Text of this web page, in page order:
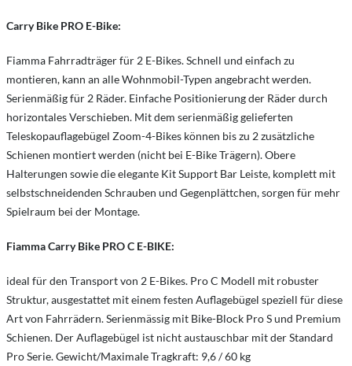
Carry Bike PRO E-Bike:
Fiamma Fahrradträger für 2 E-Bikes. Schnell und einfach zu
montieren, kann an alle Wohnmobil-Typen angebracht werden.
Serienmäßig für 2 Räder. Einfache Positionierung der Räder durch
horizontales Verschieben. Mit dem serienmäßig gelieferten
Teleskopauflagebügel Zoom-4-Bikes können bis zu 2 zusätzliche
Schienen montiert werden (nicht bei E-Bike Trägern). Obere
Halterungen sowie die elegante Kit Support Bar Leiste, komplett mit
selbstschneidenden Schrauben und Gegenplättchen, sorgen für mehr
Spielraum bei der Montage.
Fiamma Carry Bike PRO C E-BIKE:
ideal für den Transport von 2 E-Bikes. Pro C Modell mit robuster
Struktur, ausgestattet mit einem festen Auflagebügel speziell für diese
Art von Fahrrädern. Serienmässig mit Bike-Block Pro S und Premium
Schienen. Der Auflagebügel ist nicht austauschbar mit der Standard
Pro Serie. Gewicht/Maximale Tragkraft: 9,6 / 60 kg